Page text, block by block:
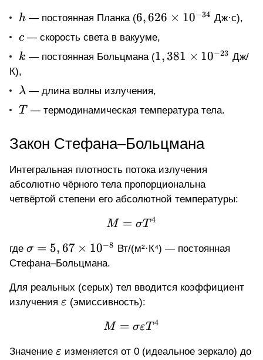
h
h — постоянная Планка (6,626
\times
10^{-34}
6,626 × 10−34 Дж·с),
c
c — скорость света в вакууме,
k
k — постоянная Больцмана (1,381
1, 381 × 10−23 Дж/
К),
\lambda
λ — длина волны излучения,
T
T — термодинамическая температура тела.
Закон Стефана–Больцмана
Интегральная плотность потока излучения
абсолютно чёрного тела пропорциональна
четвёртой степени его абсолютной температуры:
M = \sigma T^{4}
M = σT 4
где \sigma
= 5,67
10^{-8}
σ = 5, 67 × 10−8
Вт/(м²·К⁴) — постоянная
Стефана–Больцмана.
Для реальных (серых) тел вводится коэффициент
излучения \varepsilon
ε (эмиссивность):
M = \sigma
M = σεT 4
Значение \varepsilon
ε изменяется от 0 (идеальное зеркало) до